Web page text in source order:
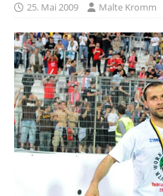
25. Mai 2009 Malte Kromm